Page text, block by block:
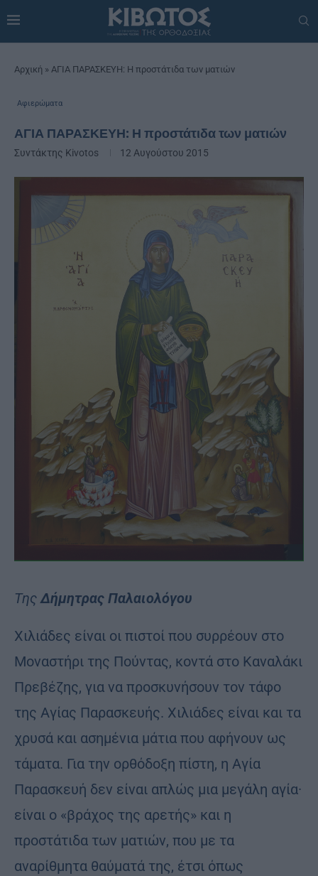
Αρχική » ΑΓΙΑ ΠΑΡΑΣΚΕΥΗ: Η προστάτιδα των ματιών
Αφιερώματα
ΑΓΙΑ ΠΑΡΑΣΚΕΥΗ: Η προστάτιδα των ματιών
Συντάκτης Kivotos 12 Αυγούστου 2015
ΤηςΔήμητρας Παλαιολόγου
Χιλιάδες είναι οι πιστοί που συρρέουν στο
Μοναστήρι της Πούντας, κοντά στο Καναλάκι
Πρεβέζης, για να προσκυνήσουν τον τάφο
της Αγίας Παρασκευής. Χιλιάδες είναι και τα
χρυσά και ασημένια μάτια που αφήνουν ως
τάματα. Για την ορθόδοξη πίστη, η Αγία
Παρασκευή δεν είναι απλώς μια μεγάλη αγία·
είναι ο «βράχος της αρετής» και η
προστάτιδα των ματιών, που με τα
αναρίθμητα θαύματά της, έτσι όπως